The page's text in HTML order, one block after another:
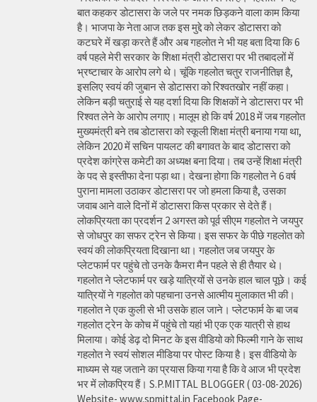
बात कहकर डोटासरा के जले पर नमक छिड़कने वाला काम किया
है। भाजपा के नेता आज तक इस मुद्दे को लेकर डोटासरा को
कटघरे में खड़ा करते हैं और अब गहलोत ने भी यह बता दिया कि 6
वर्ष पहले मेरी सरकार के शिक्षा मंत्री डोटासरा पर भी तबादलों में
भ्रष्टाचार के आरोप लगे थे। चूंकि गहलोत चतुर राजनीतिज्ञ है,
इसलिए स्वयं की जुबान से डोटासरा को रिश्वतखोर नहीं कहा।
लेकिन बड़ी चतुराई से यह दर्शा दिया कि शिक्षकों ने डोटासरा पर भी
रिश्वत लेने के आरोप लगाए। मालूम हो कि वर्ष 2018 में जब गहलोत
मुख्यमंत्री बने तब डोटासरा को स्कूली शिक्षा मंत्री बनाया गया था,
लेकिन 2020 में सचिन पायलट की बगावत के बाद डोटासरा को
प्रदेश कांग्रेस कमेटी का अध्यक्ष बना दिया। तब उन्हें शिक्षा मंत्री
के पद से इस्तीफा देना पड़ा था। देखना होगा कि गहलोत ने 6 वर्ष
पुराना मामला उठाकर डोटासरा पर जो हमला किया है, उसका
जवाब आने वाले दिनों में डोटासरा किस प्रकार से देते हैं।
लोकप्रियता का प्रदर्शन 2 अगस्त को पूर्व सीएम गहलोत ने जयपुर
से जोधपुर का सफर ट्रेन से किया। इस सफर के पीछे गहलोत को
स्वयं की लोकप्रियता दिखाना था। गहलोत जब जयपुर के
प्लेटफार्म पर पहुंचे तो उनके कैमरा मैन पहले से ही तैयार थे।
गहलोत ने प्लेटफार्म पर खड़े यात्रियों से उनके हाल चाल पूछे। कई
यात्रियों ने गहलोत को पहचाना उनसे आत्मीय मुलाकात भी की।
गहलोत ने एक कुली से भी उसके हाल जाने। प्लेटफार्म के बा जब
गहलोत ट्रेन के कोच में पहुंचे तो यहां भी एक एक यात्री से हाथ
मिलाया। कोई डेढ़ दो मिनट के इस वीडियो को फिल्मी गाने के साथ
गहलोत ने स्वयं सोशल मीडिया पर पोस्ट किया है। इस वीडियो के
माध्यम से यह जताने का प्रयास किया गया है कि वे आज भी प्रदेश
भर में लोकप्रिय हैं। S.P.MITTAL BLOGGER ( 03-08-2026)
Website- www.spmittal.in Facebook Page-